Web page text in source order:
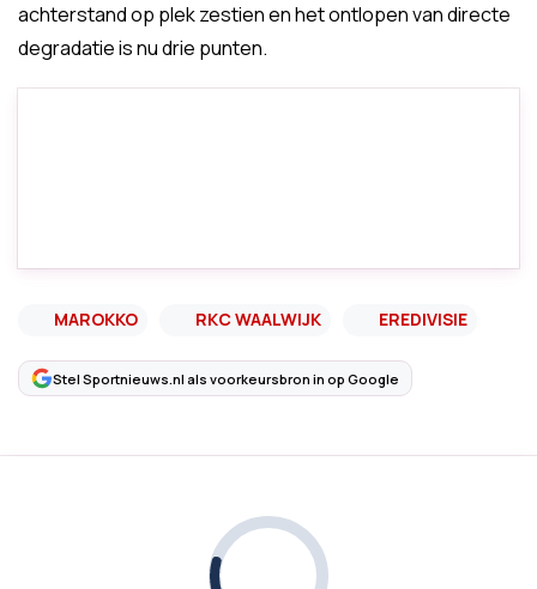
achterstand op plek zestien en het ontlopen van directe
degradatie is nu drie punten.
MAROKKO RKC WAALWIJK EREDIVISIE
Stel Sportnieuws.nl als voorkeursbron in op Google